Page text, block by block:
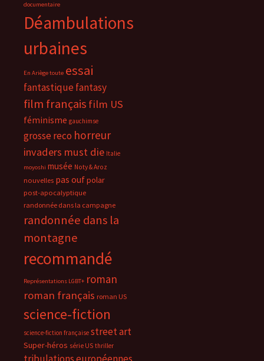
documentaire
Déambulations
urbaines
En Ariège toute essai
fantastiquefantasy
film français film US
féminisme gauchimse
grosse reco horreur
invaders must die Italie
moyoshi musée Noty & Aroz
nouvelles pas oufpolar
post-apocalyptique
randonnée dans la campagne
randonnée dans la
montagne
recommandé
Représentations LGBT+ roman
roman français roman US
science-fiction
science-fiction française street art
Super-héros série US thriller